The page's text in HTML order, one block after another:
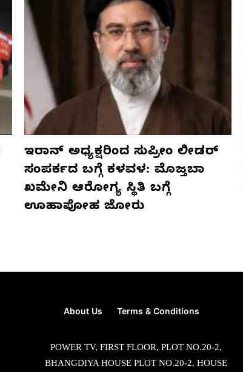
ಇರಾನ್ ಅಧ್ಯಕ್ಷರಿಂದ ಸುಪ್ರೀಂ ಲೀಡರ್
ಸಂಪರ್ಕದ ಬಗ್ಗೆ ಕಳವಳ: ಮೊಜ್ತಬಾ
ಖಮೇನಿ ಆರೋಗ್ಯ ಸ್ಥಿತಿ ಬಗ್ಗೆ
ಊಹಾಪೋಹ ಜೋರು
About Us Terms & Conditions
POWER TV, FIRST FLOOR, PLOT NO.20-2,
BHANGDIYA HOUSE PLOT NO.20-2, HOUSE